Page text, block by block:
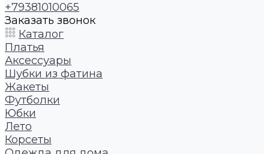
+79381010065
Заказать звонок
Каталог
Платья
Аксессуары
Шубки из фатина
Жакеты
Футболки
Юбки
Лето
Корсеты